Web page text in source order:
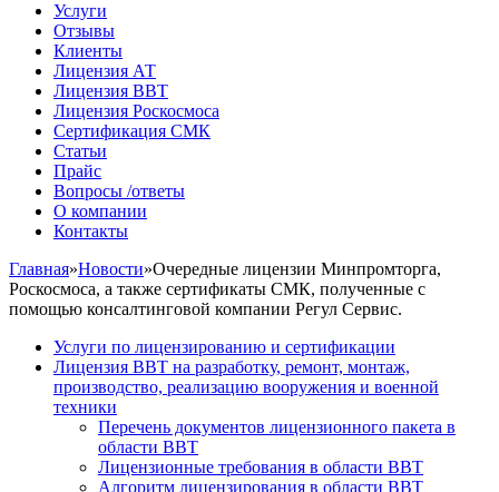
Услуги
Отзывы
Клиенты
Лицензия АТ
Лицензия ВВТ
Лицензия Роскосмоса
Сертификация СМК
Статьи
Прайс
Вопросы /ответы
О компании
Контакты
Главная»Новости»Очередные лицензии Минпромторга,
Роскосмоса, а также сертификаты СМК, полученные с
помощью консалтинговой компании Регул Сервис.
Услуги по лицензированию и сертификации
Лицензия ВВТ на разработку, ремонт, монтаж,
производство, реализацию вооружения и военной
техники
Перечень документов лицензионного пакета в
области ВВТ
Лицензионные требования в области ВВТ
Алгоритм лицензирования в области ВВТ